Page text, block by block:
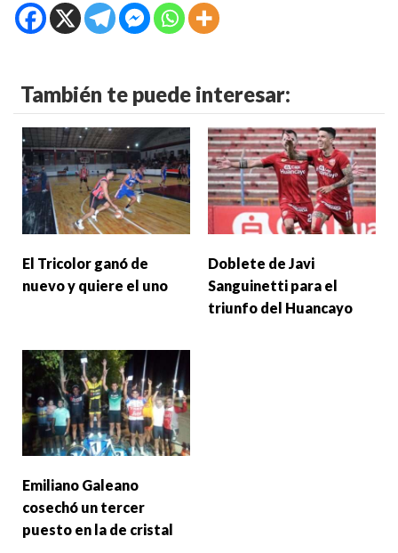
También te puede interesar:
El Tricolor ganó de
nuevo y quiere el uno
Doblete de Javi
Sanguinetti para el
triunfo del Huancayo
Emiliano Galeano
cosechó un tercer
puesto en la de cristal